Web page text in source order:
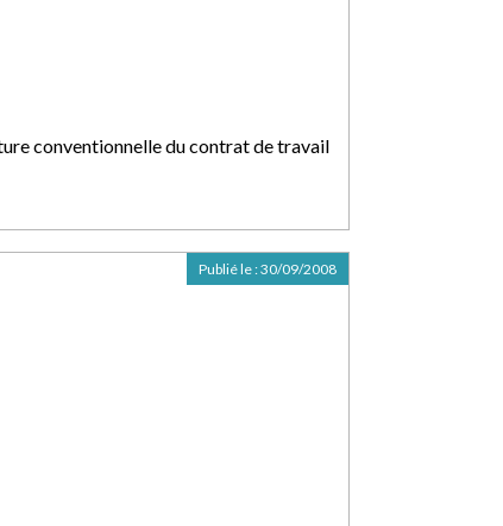
conventionnelle du contrat de travail
Publié le :30/09/2008